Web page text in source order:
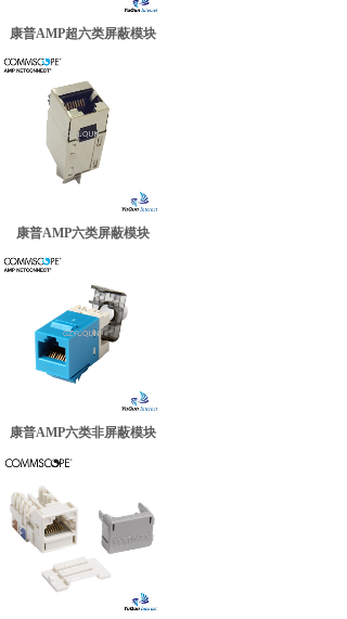
康普AMP超六类屏蔽模块
康普AMP六类屏蔽模块
康普AMP六类非屏蔽模块